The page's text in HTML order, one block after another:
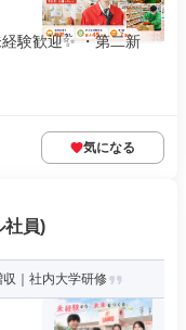
験歓迎✨ ・第二新
気になる
社員)
｜社内大学研修